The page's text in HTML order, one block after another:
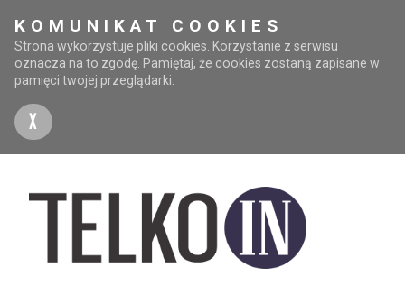
KOMUNIKAT COOKIES
Strona wykorzystuje pliki cookies. Korzystanie z serwisu
oznacza na to zgodę. Pamiętaj, że cookies zostaną zapisane w
pamięci twojej przeglądarki.
X